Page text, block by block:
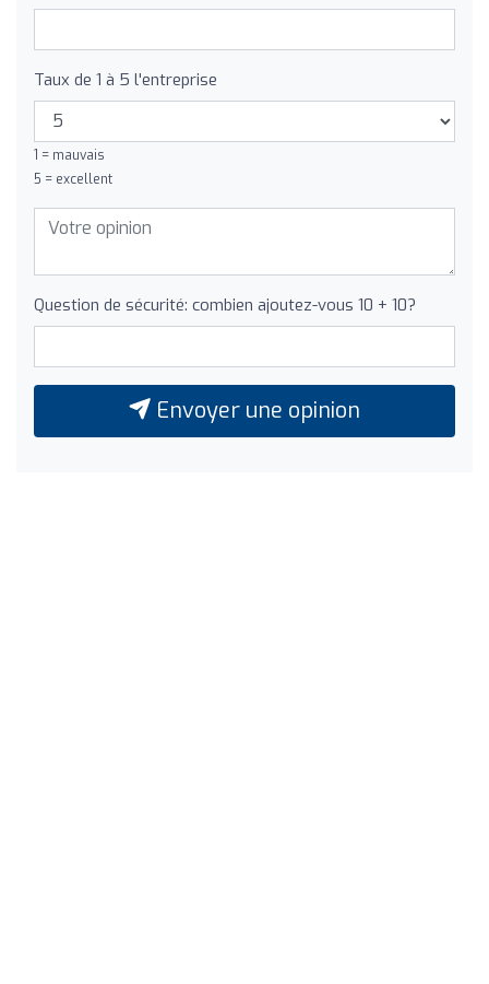
Taux de 1 à 5 l'entreprise
1 = mauvais
5 = excellent
Question de sécurité: combien ajoutez-vous 10 + 10?
Envoyer une opinion